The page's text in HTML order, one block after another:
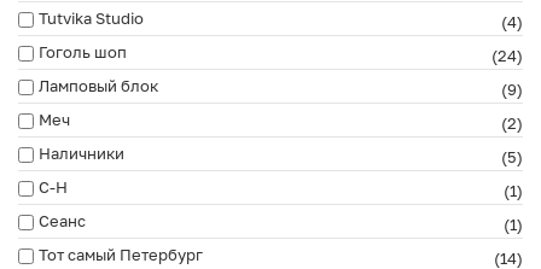
Tutvika Studio
(4)
Гоголь шоп
(24)
Ламповый блок
(9)
Меч
(2)
Наличники
(5)
С-Н
(1)
Сеанс
(1)
Тот самый Петербург
(14)